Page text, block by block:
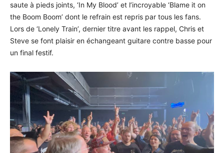
saute à pieds joints, ‘In My Blood’ et l’incroyable ‘Blame it on
the Boom Boom’ dont le refrain est repris par tous les fans.
Lors de ‘Lonely Train’, dernier titre avant les rappel, Chris et
Steve se font plaisir en échangeant guitare contre basse pour
un final festif.